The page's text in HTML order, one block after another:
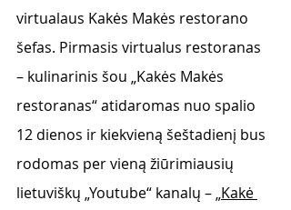
virtualaus Kakės Makės restorano
šefas. Pirmasis virtualus restoranas
– kulinarinis šou „Kakės Makės
restoranas“ atidaromas nuo spalio
12 dienos ir kiekvieną šeštadienį bus
rodomas per vieną žiūrimiausių
lietuviškų „Youtube“ kanalų – „Kakė